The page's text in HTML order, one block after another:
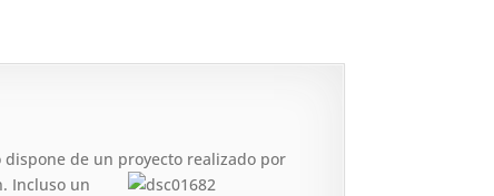
de un proyecto realizado por
Incluso un